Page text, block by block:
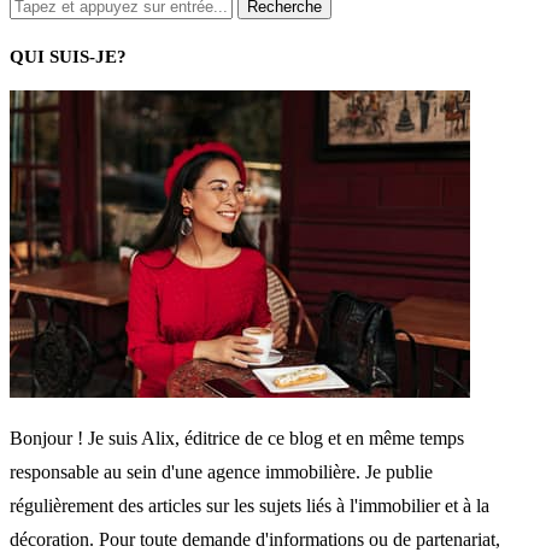
QUI SUIS-JE?
Bonjour ! Je suis Alix, éditrice de ce blog et en même temps
responsable au sein d'une agence immobilière. Je publie
régulièrement des articles sur les sujets liés à l'immobilier et à la
décoration. Pour toute demande d'informations ou de partenariat,